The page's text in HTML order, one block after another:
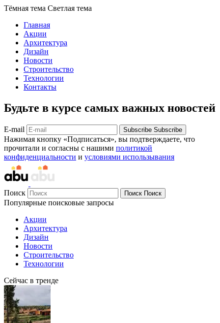
Тёмная тема Светлая тема
Главная
Акции
Архитектура
Дизайн
Новости
Строительство
Технологии
Контакты
Будьте в курсе самых важных новостей
E-mail Subscribe Subscribe
Нажимая кнопку «Подписаться», вы подтверждаете, что
прочитали и согласны с нашими политикой
конфиденциальности и условиями использывания
Поиск Поиск Поиск
Популярные поисковые запросы
Акции
Архитектура
Дизайн
Новости
Строительство
Технологии
Сейчас в тренде